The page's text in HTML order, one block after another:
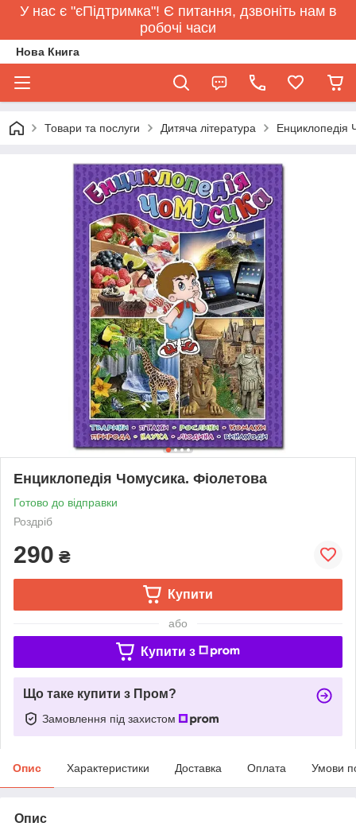
У нас є "єПідтримка"! Є питання, дзвоніть нам в
робочі часи
Нова Книга
Товари та послуги Дитяча література Енциклопедія
Енциклопедія Чомусика. Фіолетова
Готово до відправки
Роздріб
290 ₴
Купити
або
Купити з
Що таке купити з Пром?
Замовлення під захистом
Опис Характеристики Доставка Оплата Умови
Опис